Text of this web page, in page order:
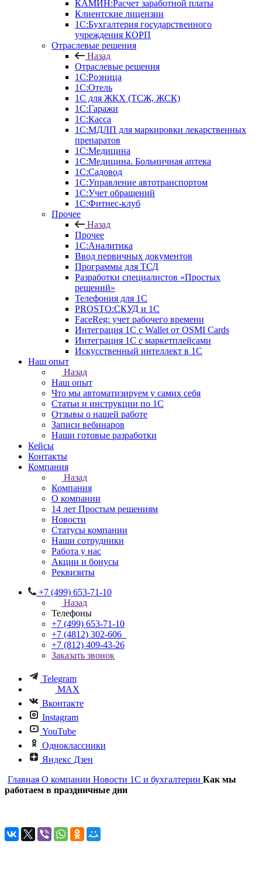
КАМИН:Расчет заработной платы
Клиентские лицензии
1С:Бухгалтерия государственного
учреждения КОРП
Отраслевые решения
Назад
Отраслевые решения
1С:Розница
1С:Отель
1С для ЖКХ (ТСЖ, ЖСК)
1С:Гаражи
1С:Касса
1С:МДЛП для маркировки лекарственных
препаратов
1С:Медицина
1С:Медицина. Больничная аптека
1С:Садовод
1С:Управление автотранспортом
1С:Учет обращений
1С:Фитнес-клуб
Прочее
Назад
Прочее
1С:Аналитика
Ввод первичных документов
Программы для ТСД
Разработки специалистов «Простых
решений»
Телефония для 1С
PROSTO:СКУД и 1С
FaceReg: учет рабочего времени
Интеграция 1С с Wallet от OSMI Cards
Интеграция 1С с маркетплейсами
Искусственный интеллект в 1С
Наш опыт
Назад
Наш опыт
Что мы автоматизируем у самих себя
Статьи и инструкции по 1С
Отзывы о нашей работе
Записи вебинаров
Наши готовые разработки
Кейсы
Контакты
Компания
Назад
Компания
О компании
14 лет Простым решениям
Новости
Статусы компании
Наши сотрудники
Работа у нас
Акции и бонусы
Реквизиты
+7 (499) 653-71-10
Назад
Телефоны
+7 (499) 653-71-10
+7 (4812) 302-606
+7 (812) 409-43-26
Заказать звонок
Telegram
MAX
Вконтакте
Instagram
YouTube
Одноклассники
Яндекс Дзен
Главная О компании Новости 1С и бухгалтерии Как мы
работаем в праздничные дни